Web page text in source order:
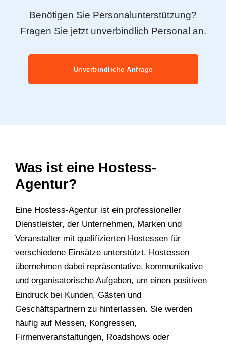
Benötigen Sie Personalunterstützung?
Fragen Sie jetzt unverbindlich Personal an.
Unverbindliche Anfrage
Was ist eine Hostess-
Agentur?
Eine Hostess-Agentur ist ein professioneller
Dienstleister, der Unternehmen, Marken und
Veranstalter mit qualifizierten Hostessen für
verschiedene Einsätze unterstützt. Hostessen
übernehmen dabei repräsentative, kommunikative
und organisatorische Aufgaben, um einen positiven
Eindruck bei Kunden, Gästen und
Geschäftspartnern zu hinterlassen. Sie werden
häufig auf Messen, Kongressen,
Firmenveranstaltungen, Roadshows oder